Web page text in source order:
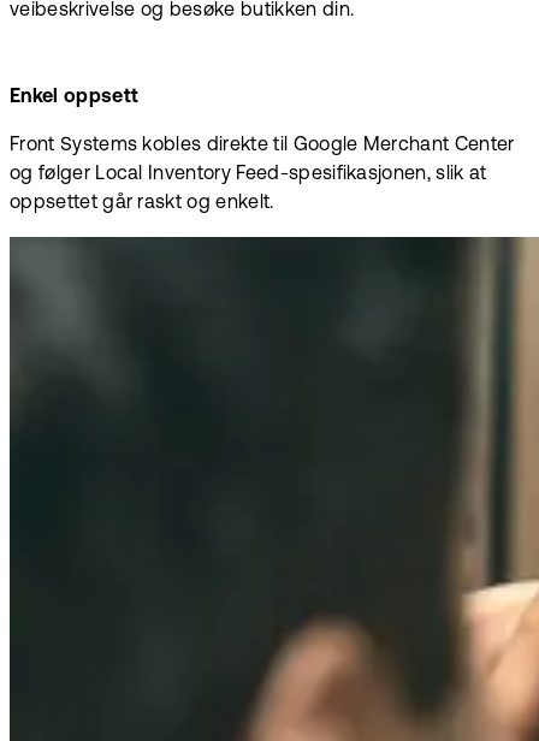
veibeskrivelse og besøke butikken din.
Enkel oppsett
Front Systems kobles direkte til Google Merchant Center
og følger Local Inventory Feed-spesifikasjonen, slik at
oppsettet går raskt og enkelt.